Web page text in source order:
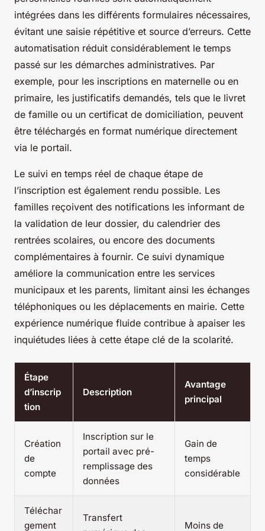
intégrées dans les différents formulaires nécessaires,
évitant une saisie répétitive et source d’erreurs. Cette
automatisation réduit considérablement le temps
passé sur les démarches administratives. Par
exemple, pour les inscriptions en maternelle ou en
primaire, les justificatifs demandés, tels que le livret
de famille ou un certificat de domiciliation, peuvent
être téléchargés en format numérique directement
via le portail.
Le suivi en temps réel de chaque étape de
l’inscription est également rendu possible. Les
familles reçoivent des notifications les informant de
la validation de leur dossier, du calendrier des
rentrées scolaires, ou encore des documents
complémentaires à fournir. Ce suivi dynamique
améliore la communication entre les services
municipaux et les parents, limitant ainsi les échanges
téléphoniques ou les déplacements en mairie. Cette
expérience numérique fluide contribue à apaiser les
inquiétudes liées à cette étape clé de la scolarité.
Étape
d’inscrip
tion
Description
Avantage
principal
Création
de
compte
Inscription sur le
portail avec pré-
remplissage des
données
Gain de
temps
considérable
Téléchar
gement
Transfert
Moins de